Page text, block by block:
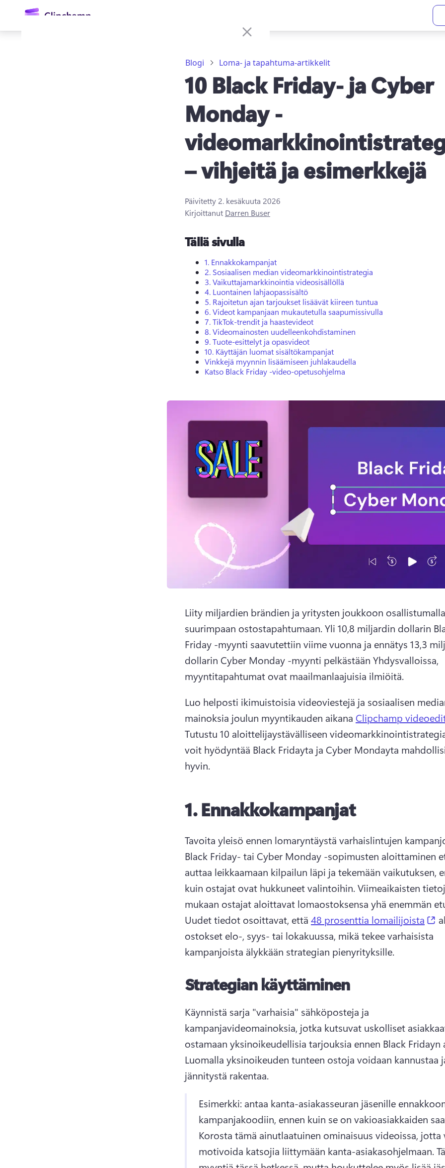
Blogi Loma- ja tapahtuma-artikkelit
10 Black Friday- ja Cyber
Monday -
– vihjeitä ja esimerkkejä
Päivitetty 2. kesäkuuta 2026
Kirjoittanut Darren Buser
Tällä sivulla
1. Ennakkokampanjat
2.Sosiaalisen median videomarkkinointistrategia
3.Vaikuttajamarkkinointia videosisällöllä
4. Luontainen lahjaopassisältö
5. Rajoitetun ajan tarjoukset lisäävät kiireen tuntua
6.Videot kampanjaan mukautetulla saapumissivulla
7.TikTok-trendit ja haastevideot
8.Videomainosten uudelleenkohdistaminen
9.Tuote-esittelyt ja opasvideot
10. Käyttäjän luomat sisältökampanjat
Vinkkejä myynnin lisäämiseen juhlakaudella
Katso Black Friday -video-opetusohjelma
Liity miljardien brändien ja yritysten joukkoon
suurimpaan ostostapahtumaan. Yli 10,8 miljardin dollarin
Friday -myynti saavutettiin viime vuonna ja ennätys 13,3
dollarin Cyber Monday -myynti pelkästään Yhdysvalloissa,
myyntitapahtumat ovat maailmanlaajuisia ilmiöitä.
Luo helposti ikimuistoisia videoviestejä ja sosiaalisen
mainoksia joulun myyntikauden aikana Clipchamp
Tutustu 10 aloittelijaystävälliseen
voit hyödyntää Black Fridayta ja Cyber Mondayta
hyvin.
1.Ennakkokampanjat
Black Friday- tai Cyber Monday -sopimusten aloittaminen
auttaa leikkaamaan kilpailun läpi ja tekemään vaikutuksen,
kuin ostajat ovat hukkuneet valintoihin. Viimeaikaisten
Uudet tiedot osoittavat, että 48 prosenttia lomailijoista
ostokset elo-, syys- tai lokakuussa, mikä tekee varhaisista
kampanjoista älykkään strategian pienyrityksille.
Strategian käyttäminen
Käynnistä sarja "varhaisia" sähköposteja ja
kampanjavideomainoksia, jotka kutsuvat uskolliset
Luomalla yksinoikeuden tunteen ostoja voidaan kannustaa
jännitystä rakentaa.
Esimerkki: antaa kanta-asiakasseuran jäsenille
Korosta tämä ainutlaatuinen ominaisuus videoissa, jotta
motivoida katsojia liittymään kanta-asiakasohjelmaan.